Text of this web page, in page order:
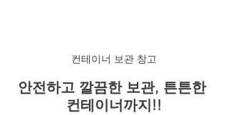
컨테이너 보관 창고
안전하고 깔끔한 보관, 튼튼한
컨테이너까지!!